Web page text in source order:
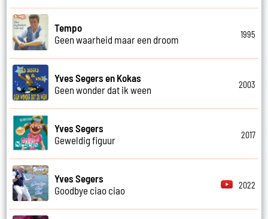
Tempo
Geen waarheid maar een droom
1995
Yves Segers en Kokas
Geen wonder dat ik ween
2003
Yves Segers
Geweldig figuur
2017
Yves Segers
Goodbye ciao ciao
2022